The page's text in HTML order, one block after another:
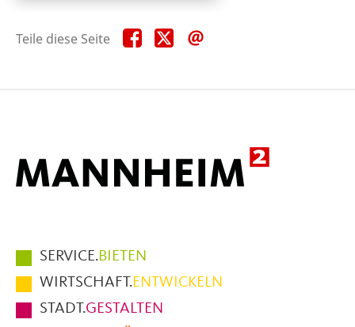
Teile diese Seite Teile
diese
Teile
diese
Hauptmenüpunkte
im
Fußbereich
der
SERVICE.BIETEN
WIRTSCHAFT.ENTWICKELN
STADT.GESTALTEN